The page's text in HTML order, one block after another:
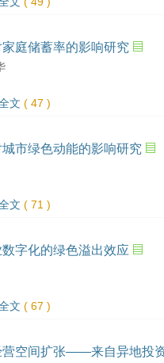
庭储蓄率的影响研究
文 ( 47 )
市绿色动能的影响研究
文 ( 71 )
字化的绿色溢出效应
文 ( 67 )
营空间扩张——来自异地投